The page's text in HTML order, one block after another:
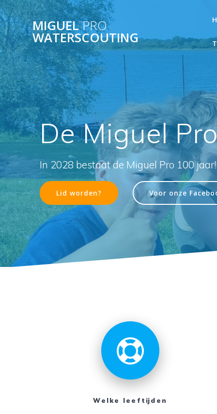
Ga
naar
de
inhoud
MIGUELPRO
WATERSCOUTING
De Miguel
In 2028 bestaat de Miguel Pro 100
Lid worden? Voor onze
Welke leeftijden